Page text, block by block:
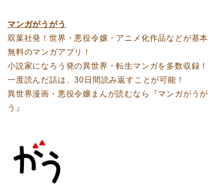
マンガがうがう
双葉社発！世界・悪役令嬢・アニメ化作品などが基本
無料のマンガアプリ！
小説家になろう発の異世界・転生マンガを多数収録！
一度読んだ話は、30日間読み返すことが可能！
異世界漫画・悪役令嬢まんが読むなら『マンガがうが
う』